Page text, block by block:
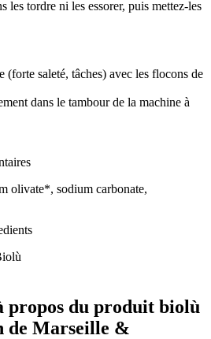
les tordre ni les essorer, puis mettez-les
(forte saleté, tâches) avec les flocons de
dans le tambour de la machine à
olivate*, sodium carbonate,
propos du produit biolù
de Marseille &